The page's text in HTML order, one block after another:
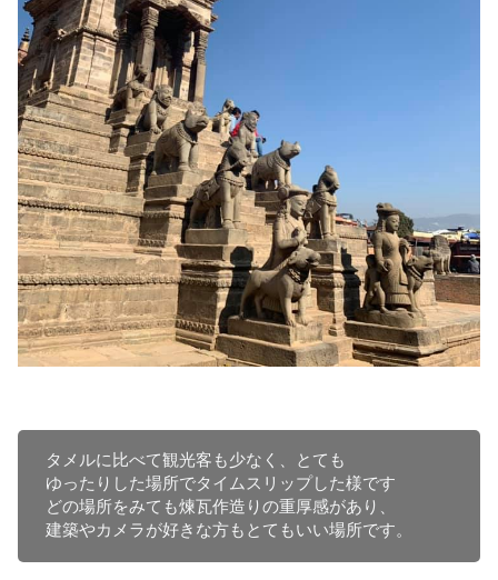
タメルに比べて観光客も少なく、とても
ゆったりした場所でタイムスリップした様です
どの場所をみても煉瓦作造りの重厚感があり、
建築やカメラが好きな方もとてもいい場所です。